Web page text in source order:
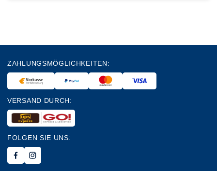
ZAHLUNGSMÖGLICHKEITEN:
VERSAND DURCH:
FOLGEN SIE UNS: